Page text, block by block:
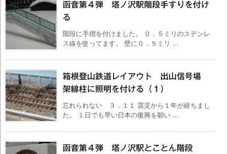
函音第４弾 塔ノ沢駅階段手すりを付け
る
階段に手摺を付けました。 ０．５ミリのステンレ
ス線を使ってます。 壁に０．５ミリ ...
箱根登山鉄道レイアウト 出山信号場
架線柱に照明を付ける（１）
忘れられない ３．１１ 震災から１年が経ちまし
た。 １日でも早い日本の復興を願い ...
函音第４弾 塔ノ沢駅とことん階段